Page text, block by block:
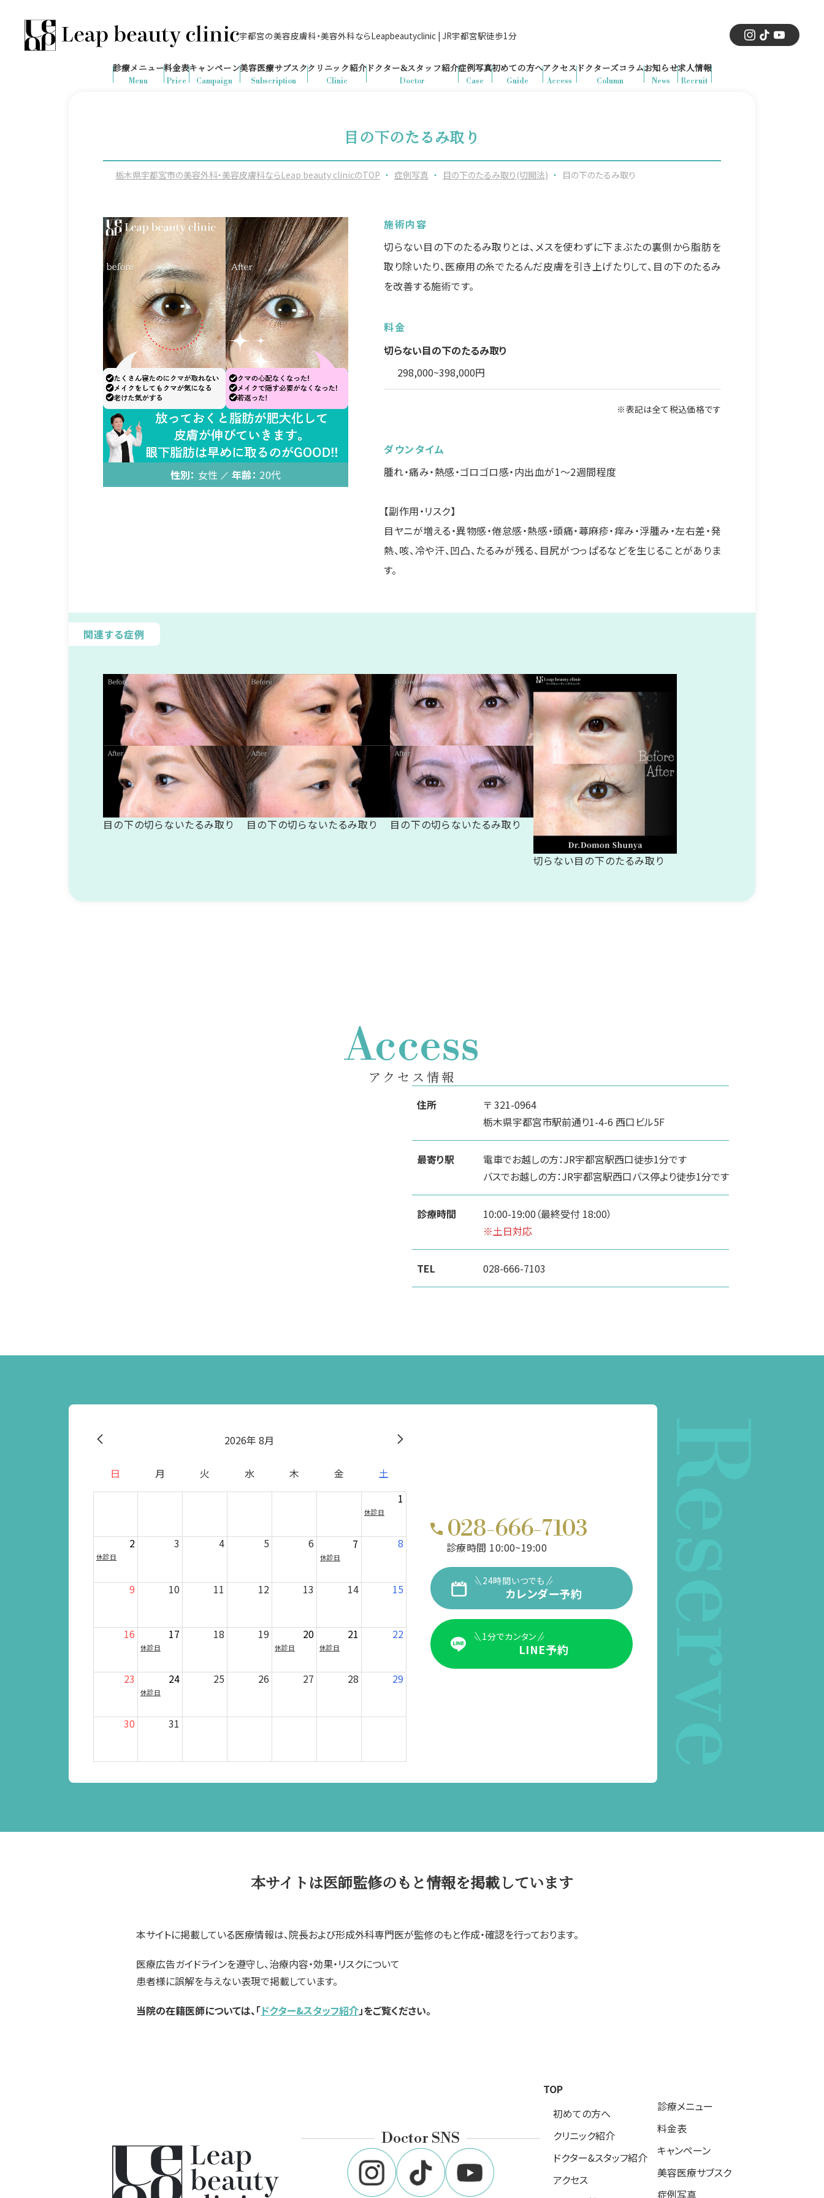
宇都宮の美容皮膚科・美容外科ならLeapbeautyclinic | JR宇都宮駅徒歩1分
の予約が入りました
診療時間：10:00-19:00
（土日祝日対応）
Menu
診療メニュー
Price
料金表
Campaign
キャンペーン
Subscription
美容医療サブスク
Clinic
クリニック紹介
Doctor
ドクター&スタッフ紹介
Case
症例写真
Guide
初めての方へ
Access
アクセス
Column
ドクターズコラム
News
お知らせ
Recruit
求人情報
目の下のたるみ取り
栃木県宇都宮市の美容外科・美容皮膚科ならLeap beauty clinicのTOP ・ 症例写真 ・ 目の下のたるみ取り(切開法) ・ 目の下のたるみ取り
性別： 女性 年齢： 20代
施術内容
切らない目の下のたるみ取りとは、メスを使わずに下まぶたの裏側から脂肪を
取り除いたり、医療用の糸でたるんだ皮膚を引き上げたりして、目の下のたるみ
を改善する施術です。
料金
切らない目の下のたるみ取り
298,000~398,000円
※表記は全て税込価格です
ダウンタイム
腫れ・痛み・熱感・ゴロゴロ感・内出血が1～2週間程度
【副作用・リスク】
目ヤニが増える・異物感・倦怠感・熱感・頭痛・蕁麻疹・痒み・浮腫み・左右差・発
熱、咳、冷や汗、凹凸、たるみが残る、目尻がつっぱるなどを生じることがありま
す。
関連する症例
目の下の切らないたるみ取り 目の下の切らないたるみ取り 目の下の切らないたるみ取り
切らない目の下のたるみ取り
Access
アクセス情報
住所
〒 321-0964
栃木県宇都宮市駅前通り1-4-6 西口ビル5F
最寄り駅
電車でお越しの方：JR宇都宮駅西口徒歩1分です
バスでお越しの方：JR宇都宮駅西口バス停より徒歩1分です
診療時間
10:00-19:00（最終受付 18:00）
※土日対応
TEL 028-666-7103
2026 8月
日 月 火 水 木 金
土
1
休診日
2
休診日
3 4 5 6 7
休診日
8
9 10 11 12 13 14 15
16 17
休診日
18 19 20
休診日
21
休診日
22
23 24
休診日
25 26 27 28 29
30 31
028-666-7103
診療時間 10:00~19:00
24時間いつでも
カレンダー予約
1分でカンタン
LINE予約
本サイトは医師監修のもと情報を掲載しています
本サイトに掲載している医療情報は、院長および形成外科専門医が監修のもと作成・確認を行っております。
医療広告ガイドラインを遵守し、治療内容・効果・リスクについて
患者様に誤解を与えない表現で掲載しています。
当院の在籍医師については、「ドクター&スタッフ紹介」をご覧ください。
Doctor SNS
TOP
初めての方へ
クリニック紹介
ドクター&スタッフ紹介
アクセス
診療メニュー
料金表
キャンペーン
美容医療サブスク
症例写真